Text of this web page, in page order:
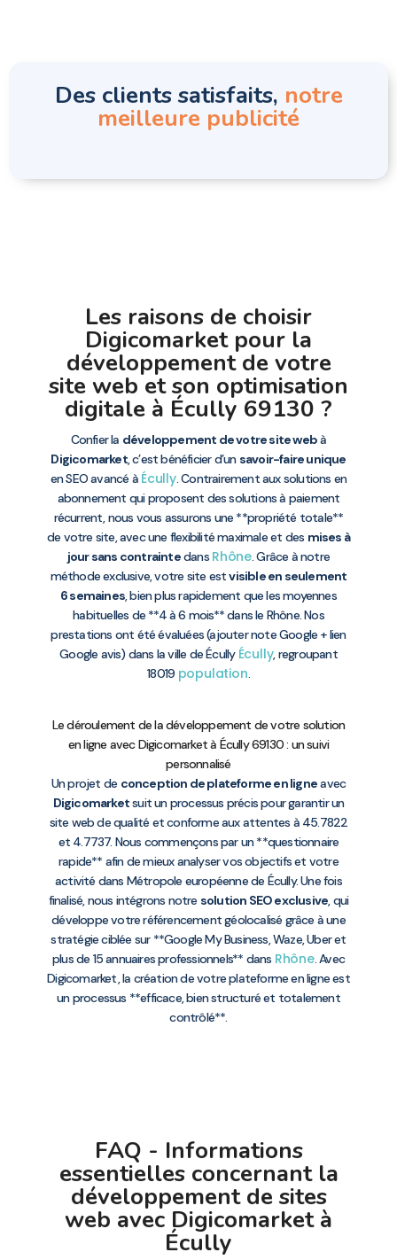
Des clients satisfaits, notre
meilleure publicité
Les raisons de choisir
Digicomarket pour la
développement de votre
site web et son optimisation
digitale à Écully 69130 ?
Confier la développement de votre site webà
Digicomarket, c’est bénéficier d’un savoir-faire unique
en SEO avancé à Écully. Contrairement aux solutions en
abonnement qui proposent des solutions à paiement
récurrent, nous vous assurons une **propriété totale**
de votre site, avec une flexibilité maximale et des mises à
jour sans contraintedans Rhône. Grâce à notre
méthode exclusive, votre site estvisible en seulement
6 semaines, bien plus rapidement que les moyennes
habituelles de **4 à 6 mois** dans le Rhône. Nos
prestations ont été évaluées (ajouter note Google + lien
Google avis) dans la ville de Écully Écully, regroupant
18019 population.
Le déroulement de la développement de votre solution
en ligne avec Digicomarket à Écully 69130 : un suivi
personnalisé
Un projet de conception de plateforme en ligneavec
Digicomarketsuit un processus précis pour garantir un
site web de qualité et conforme aux attentes à 45.7822
et 4.7737. Nous commençons par un **questionnaire
rapide** afin de mieux analyser vos objectifs et votre
activité dans Métropole européenne de Écully. Une fois
finalisé, nous intégrons notre solution SEO exclusive, qui
développe votre référencement géolocalisé grâce à une
stratégie ciblée sur **Google My Business, Waze, Uber et
plus de 15 annuaires professionnels** dans Rhône. Avec
Digicomarket, la création de votre plateforme en ligne est
un processus **efficace, bien structuré et totalement
contrôlé**.
FAQ - Informations
essentielles concernant la
développement de sites
web avec Digicomarket à
Écully